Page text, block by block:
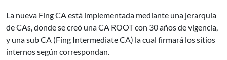
La nueva Fing CA está implementada mediante una jerarquía
de CAs, donde se creó una CA ROOT con 30 años de vigencia,
y una sub CA (Fing Intermediate CA) la cual firmará los sitios
internos según correspondan.